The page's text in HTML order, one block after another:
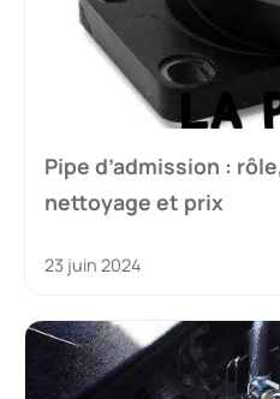
Pipe d’admission :
nettoyage et prix
23 juin 2024